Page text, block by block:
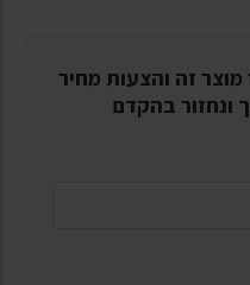
זה והצעות מחיר
ונחזור בהקדם